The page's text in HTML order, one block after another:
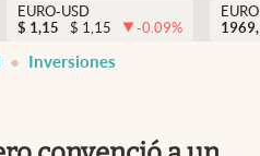
EURO-USD
$ 1,15 $ 1,15 -0.09%
Inversiones